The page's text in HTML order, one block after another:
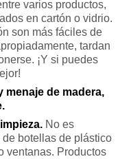
varios productos,
en cartón o vidrio.
son más fáciles de
tardan
¡Y si puedes
menaje de madera,
No es
botellas de plástico
ventanas. Productos